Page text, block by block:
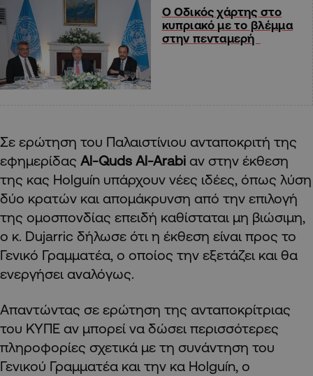
Ο Οδικός χάρτης στο
κυπριακό με το βλέμμα
στην πενταμερή
Σε ερώτηση του Παλαιστίνιου ανταποκριτή της
εφημερίδας Al-Quds Al-Arabi αν στην έκθεση
της κας Holguín υπάρχουν νέες ιδέες, όπως λύση
δύο κρατών και απομάκρυνση από την επιλογή
της ομοσπονδίας επειδή καθίσταται μη βιώσιμη,
ο κ. Dujarric δήλωσε ότι η έκθεση είναι προς το
Γενικό Γραμματέα, ο οποίος την εξετάζει και θα
ενεργήσει αναλόγως.
Απαντώντας σε ερώτηση της ανταποκρίτριας
του ΚΥΠΕ αν μπορεί να δώσει περισσότερες
πληροφορίες σχετικά με τη συνάντηση του
Γενικού Γραμματέα και την κα Holguín, ο